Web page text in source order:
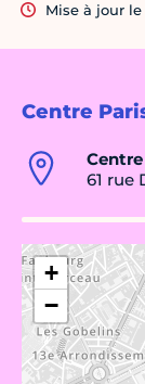
Centre
61 rue
+
−
Mise à jour